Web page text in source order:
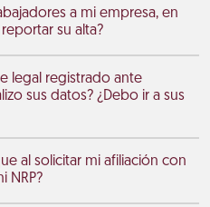
a mi empresa, en
su alta?
legal registrado ante
sus datos? ¿Debo ir a sus
al solicitar mi afiliación con
NRP?